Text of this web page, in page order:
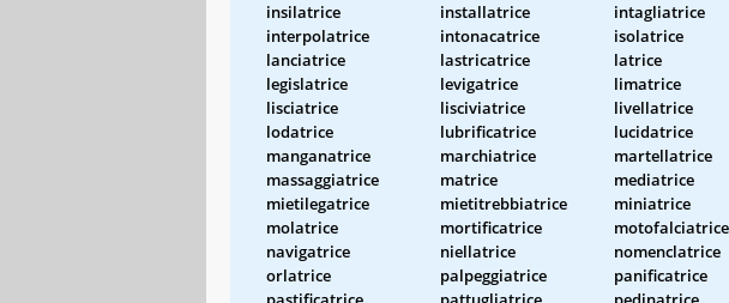
insilatrice
installatrice intagliatrice
interpolatrice
intonacatrice isolatrice
lanciatrice
lastricatrice latrice
legislatrice
levigatrice limatrice
lisciatrice
lisciviatrice livellatrice
lodatrice
lubrificatrice lucidatrice
manganatrice
marchiatrice martellatrice
massaggiatrice
matrice mediatrice
mietilegatrice
mietitrebbiatrice miniatrice
molatrice
mortificatrice motofalciatrice
navigatrice
niellatrice nomenclatrice
orlatrice
palpeggiatrice panificatrice